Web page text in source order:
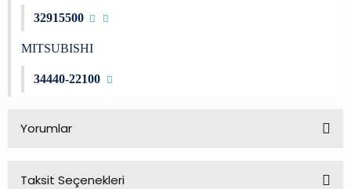
32915500
MITSUBISHI
34440-22100
Yorumlar
Taksit Seçenekleri